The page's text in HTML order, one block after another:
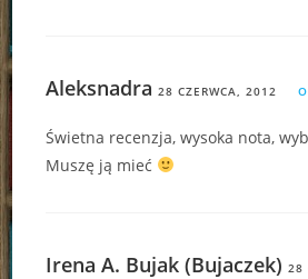
Aleksnadra 28 CZERWCA, 2012
Świetna recenzja, wysoka nota,
Muszę ją mieć
Irena A. Bujak (Bujaczek) 28